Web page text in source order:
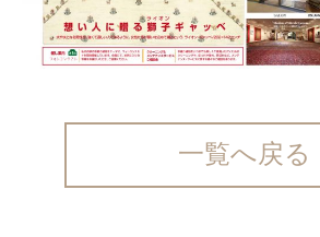
一覧へ戻る